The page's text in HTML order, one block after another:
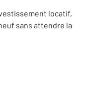
locatif,
sans attendre la